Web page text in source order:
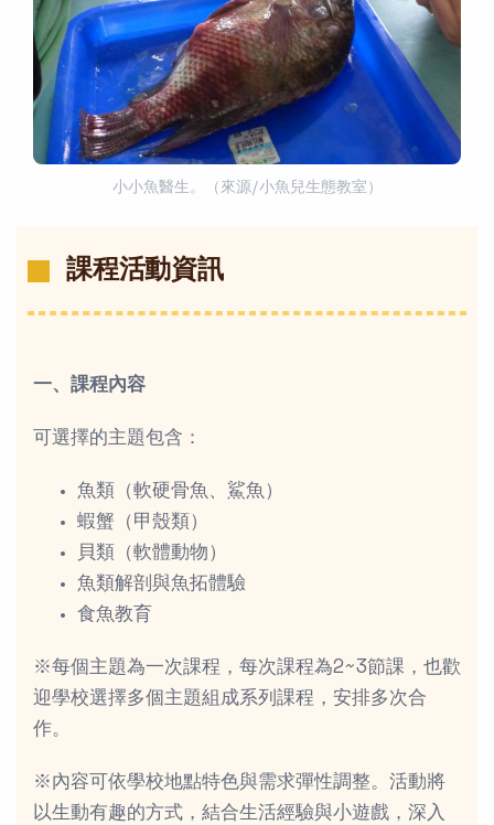
小小魚醫生。（來源/小魚兒生態教室）
課程活動資訊
一、課程內容
可選擇的主題包含：
魚類（軟硬骨魚、鯊魚）
蝦蟹（甲殼類）
貝類（軟體動物）
魚類解剖與魚拓體驗
食魚教育
※每個主題為一次課程，每次課程為2~3節課，也歡
迎學校選擇多個主題組成系列課程，安排多次合
作。
※內容可依學校地點特色與需求彈性調整。活動將
以生動有趣的方式，結合生活經驗與小遊戲，深入